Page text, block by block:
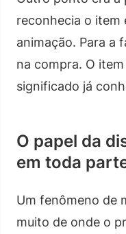
reconhecia o item
animação. Para a
na compra. O
significado já
O papel da
em toda
Um fenômeno de
muito de onde o